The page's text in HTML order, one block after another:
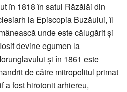
în 1818 în satul Răzălăi din
la Episcopia Buzăului, îl
unde este călugărit și
devine egumen la
și în 1861 este
de către mitropolitul primat
a fost hirotonit arhiereu,